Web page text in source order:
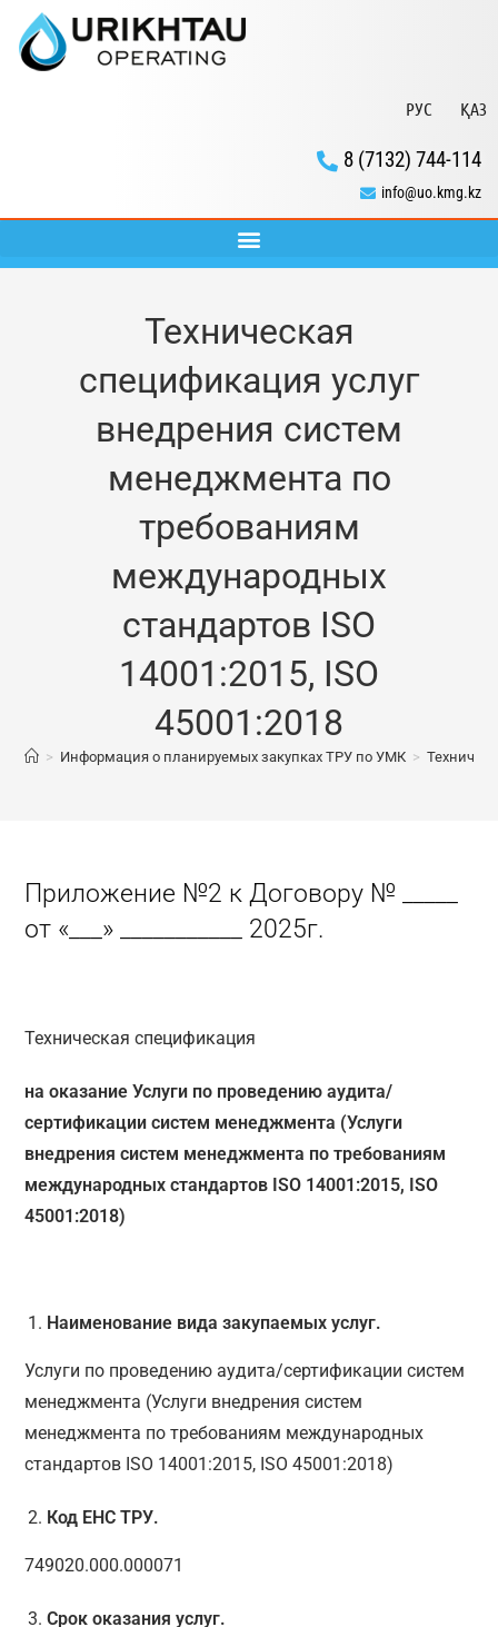
РУС ҚАЗ
8 (7132) 744-114
info@uo.kmg.kz
Техническая
спецификация услуг
внедрения систем
менеджмента по
требованиям
международных
стандартов ISO
14001:2015, ISO
45001:2018
> Информация о планируемых закупках ТРУ по УМК >
Приложение №2 к Договору № _____
от «___» ___________ 2025г.
Техническая спецификация
на оказание Услуги по проведению аудита/
сертификации систем менеджмента (Услуги
внедрения систем менеджмента по требованиям
международных стандартов ISO 14001:2015, ISO
45001:2018)
Наименование вида закупаемых услуг.
Услуги по проведению аудита/сертификации систем
менеджмента (Услуги внедрения систем
менеджмента по требованиям международных
стандартов ISO 14001:2015, ISO 45001:2018)
Код ЕНС ТРУ.
749020.000.000071
Срок оказания услуг.